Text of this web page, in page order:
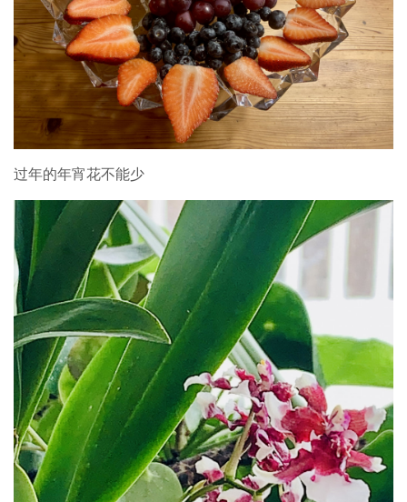
过年的年宵花不能少